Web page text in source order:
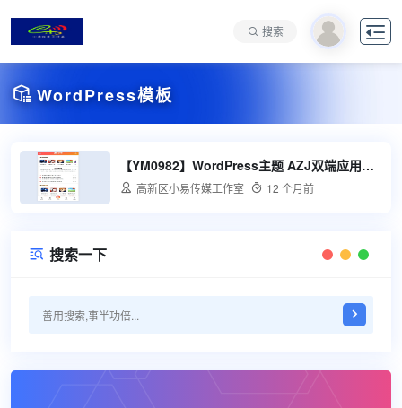
搜索 
 WordPress模板
【YM0982】WordPress主题 AZJ双端应用下载主题
 高新区小易传媒工作室  12 个月前
 搜索一下